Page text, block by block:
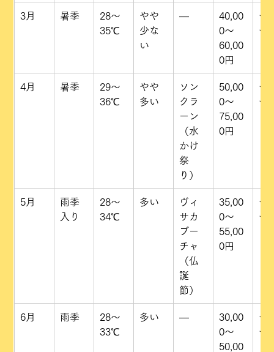
3月 暑季
28〜
35℃
やや
少な
い
—
40,00
0〜
60,00
0円
4月 暑季
29〜
36℃
やや
多い
ソン
クラ
ーン
（水
かけ
祭
り）
50,00
0〜
75,00
0円
★
5月
雨季
入り
28〜
34℃
多い
ヴィ
サカ
ブー
チャ
（仏
誕
節）
35,00
0〜
55,00
0円
★
6月 雨季
28〜
33℃
多い —
30,00
0〜
50,00
★